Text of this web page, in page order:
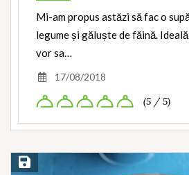
Mi-am propus astăzi să fac o
legume și găluște de făină.
vor sa…
17/08/2018
(5 / 5)
Save Recipe